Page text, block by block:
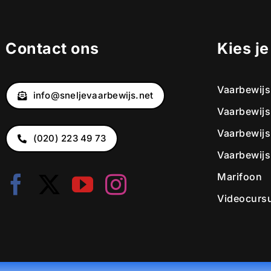
Contact ons
info@sneljevaarbewijs.net
(020) 223 49 73
Kies
Marifoon